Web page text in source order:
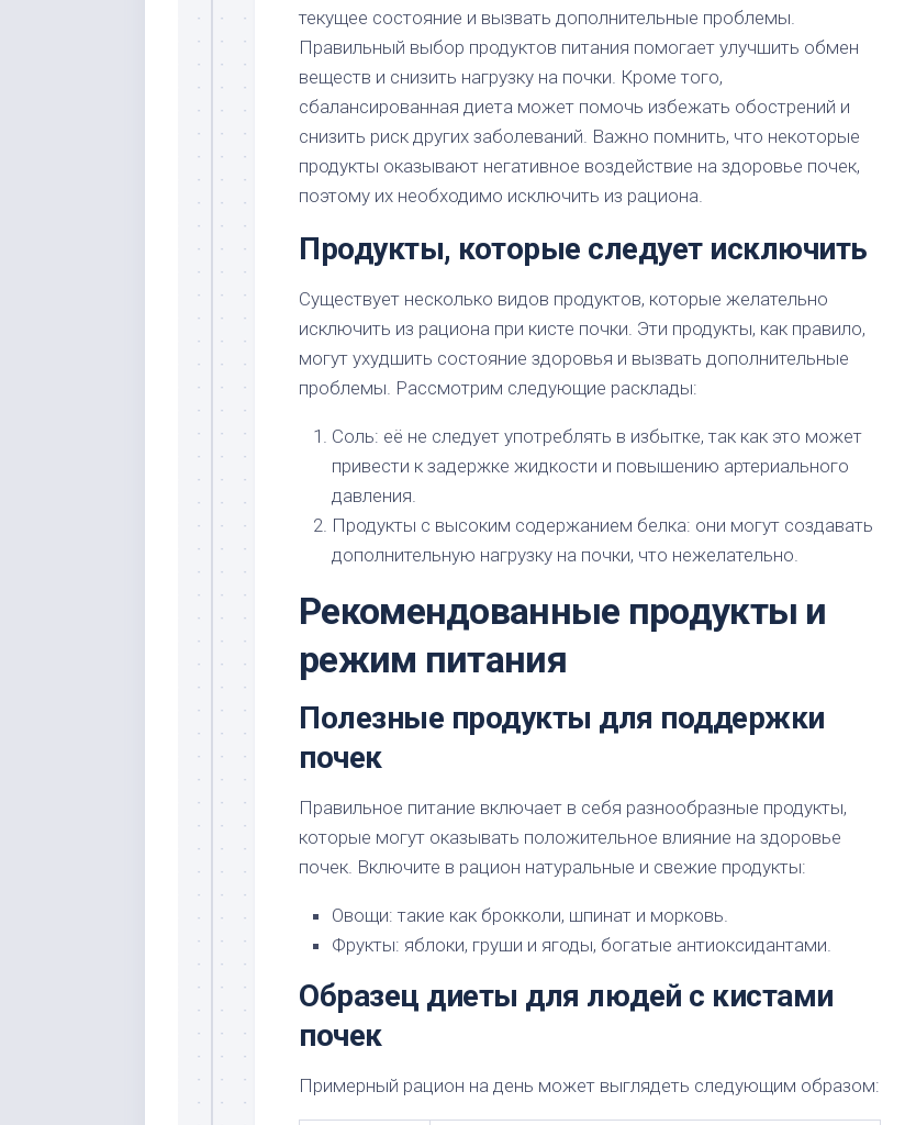
текущее состояние и вызвать дополнительные проблемы.
Правильный выбор продуктов питания помогает улучшить обмен
веществ и снизить нагрузку на почки. Кроме того,
сбалансированная диета может помочь избежать обострений и
снизить риск других заболеваний. Важно помнить, что некоторые
продукты оказывают негативное воздействие на здоровье почек,
поэтому их необходимо исключить из рациона.
Продукты, которые следует исключить
Существует несколько видов продуктов, которые желательно
исключить из рациона при кисте почки. Эти продукты, как правило,
могут ухудшить состояние здоровья и вызвать дополнительные
проблемы. Рассмотрим следующие расклады:
Соль: её не следует употреблять в избытке, так как это может
привести к задержке жидкости и повышению артериального
давления.
Продукты с высоким содержанием белка: они могут создавать
дополнительную нагрузку на почки, что нежелательно.
Рекомендованные продукты и
режим питания
Полезные продукты для поддержки
почек
Правильное питание включает в себя разнообразные продукты,
которые могут оказывать положительное влияние на здоровье
почек. Включите в рацион натуральные и свежие продукты:
Овощи: такие как брокколи, шпинат и морковь.
Фрукты: яблоки, груши и ягоды, богатые антиоксидантами.
Образец диеты для людей с кистами
почек
Примерный рацион на день может выглядеть следующим образом: